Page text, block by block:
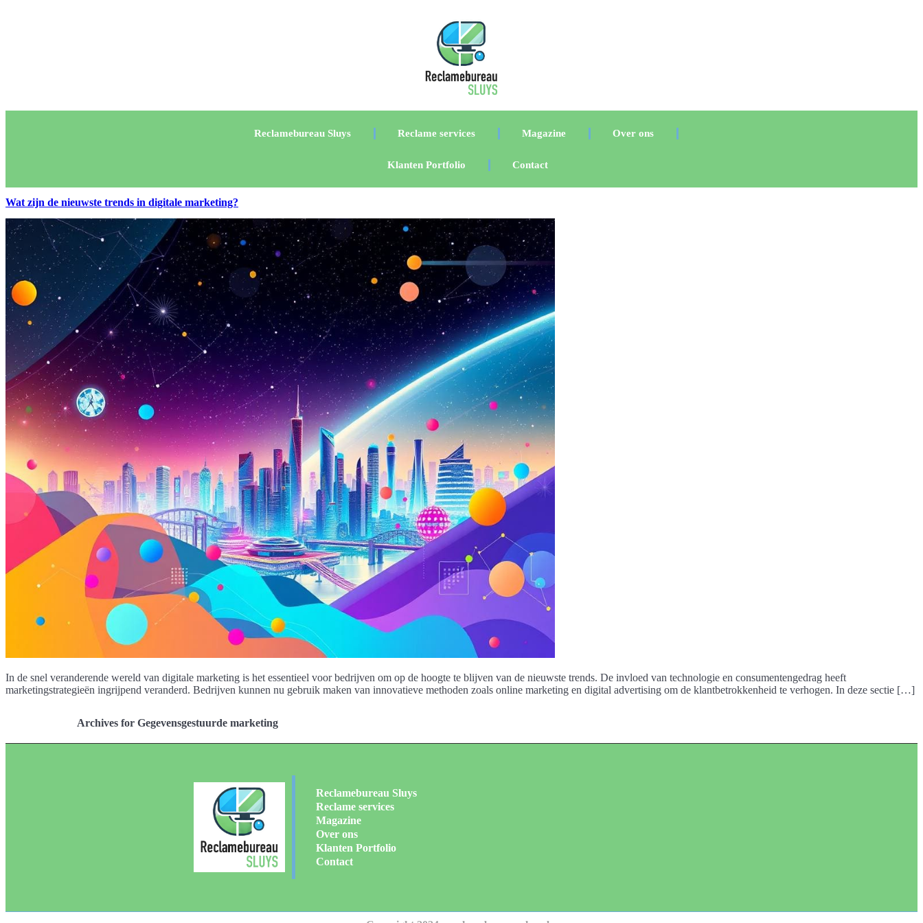
Reclamebureau Sluys Reclame services Magazine Over ons
Klanten Portfolio Contact
Wat zijn de nieuwste trends in digitale marketing?
In de snel veranderende wereld van digitale marketing is het essentieel voor bedrijven om op de hoogte te blijven van de nieuwste trends. De invloed van technologie en consumentengedrag heeft
marketingstrategieën ingrijpend veranderd. Bedrijven kunnen nu gebruik maken van innovatieve methoden zoals online marketing en digital advertising om de klantbetrokkenheid te verhogen. In deze sectie […]
Archives for Gegevensgestuurde marketing
Reclamebureau Sluys
Reclame services
Magazine
Over ons
Klanten Portfolio
Contact